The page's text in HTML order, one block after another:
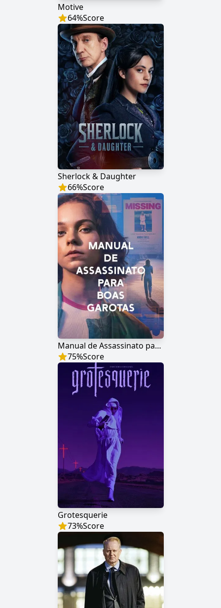
Motive
64%Score
Sherlock & Daughter
66%Score
Manual de Assassinato para Boas Garotas
75%Score
Grotesquerie
73%Score